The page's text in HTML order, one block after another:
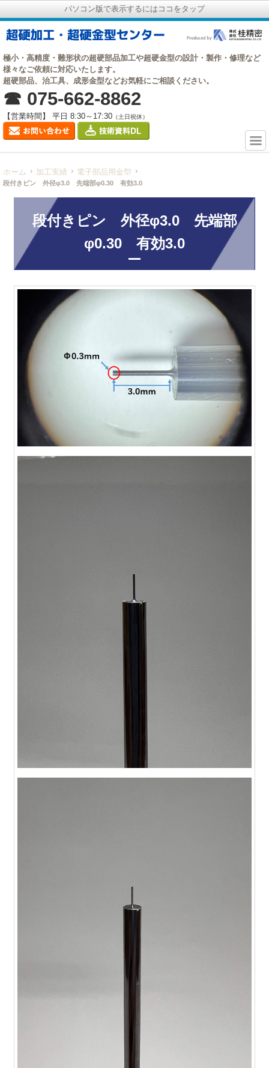
パソコン版で表示するにはココをタップ
極小・高精度・難形状の超硬部品加工や超硬金型の設計・製作・修理など
様々なご依頼に対応いたします。
超硬部品、治工具、成形金型などお気軽にご相談ください。
☎ 075-662-8862
【営業時間】 平日 8:30～17:30 （土日祝休）
ホーム 加工実績 電子部品用金型
段付きピン 外径φ3.0 先端部φ0.30 有効3.0
段付きピン 外径φ3.0 先端部
φ0.30 有効3.0